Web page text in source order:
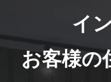
イ
お客様の